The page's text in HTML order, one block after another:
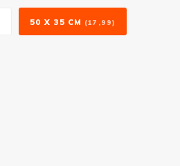
50 X 35 CM (17,99)